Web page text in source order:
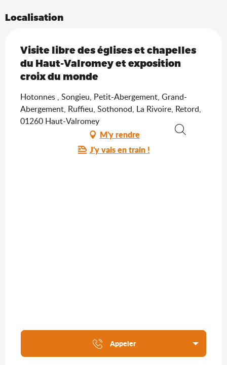
Localisation
Visite libre des églises et chapelles
du Haut-Valromey et exposition
croix du monde
Hotonnes , Songieu, Petit-Abergement, Grand-
Abergement, Ruffieu, Sothonod, La Rivoire, Retord,
01260 Haut-Valromey
M'y rendre
J'y vais en train !
Appeler